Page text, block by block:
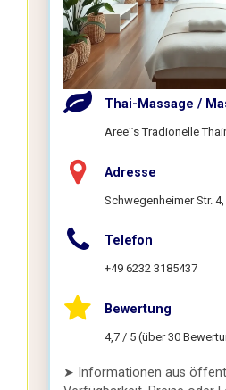
Thai-Massage /
Aree¨s Tradionelle
Adresse
Schwegenheimer Str.
Telefon
+49 6232 3185437
Bewertung
4,7 / 5 (über 30
➤ Informationen aus